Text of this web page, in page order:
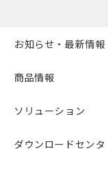
お知らせ・最新情報
商品情報
ソリューション
ダウンロードセンタ